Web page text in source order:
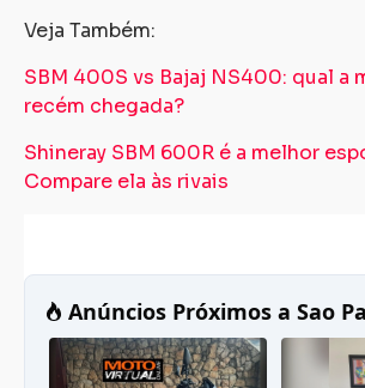
Veja Também:
SBM 400S vs Bajaj NS400: qual a
recém chegada?
Shineray SBM 600R é a melhor
Compare ela às rivais